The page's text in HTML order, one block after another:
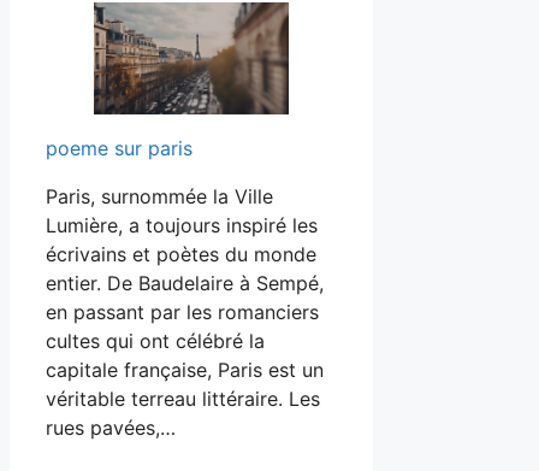
poeme sur paris
Paris, surnommée la Ville
Lumière, a toujours inspiré les
écrivains et poètes du monde
entier. De Baudelaire à Sempé,
en passant par les romanciers
cultes qui ont célébré la
capitale française, Paris est un
véritable terreau littéraire. Les
rues pavées,…